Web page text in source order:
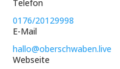
Telefon
0176/20129998
E-Mail
hallo@oberschwaben.live
Webseite